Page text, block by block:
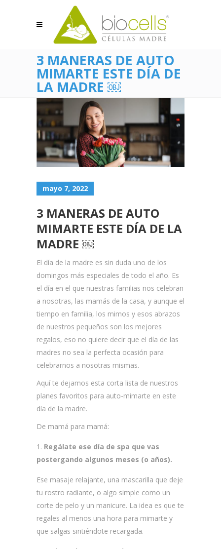
3 MANERAS DE AUTO
MIMARTE ESTE DÍA DE
LA MADRE ￼
mayo 7, 2022
3 MANERAS DE AUTO
MIMARTE ESTE DÍA DE LA
MADRE ￼
El día de la madre es sin duda uno de los
domingos más especiales de todo el año. Es
el día en el que nuestras familias nos celebran
a nosotras, las mamás de la casa, y aunque el
tiempo en familia, los mimos y esos abrazos
de nuestros pequeños son los mejores
regalos, eso no quiere decir que el día de las
madres no sea la perfecta ocasión para
celebrarnos a nosotras mismas.
Aquí te dejamos esta corta lista de nuestros
planes favoritos para auto-mimarte en este
día de la madre.
De mamá para mamá:
Regálate ese día de spa que vas
postergando algunos meses (o años).
Ese masaje relajante, una mascarilla que deje
tu rostro radiante, o algo simple como un
corte de pelo y un manicure. La idea es que te
regales al menos una hora para mimarte y
que salgas sintiéndote recargada.